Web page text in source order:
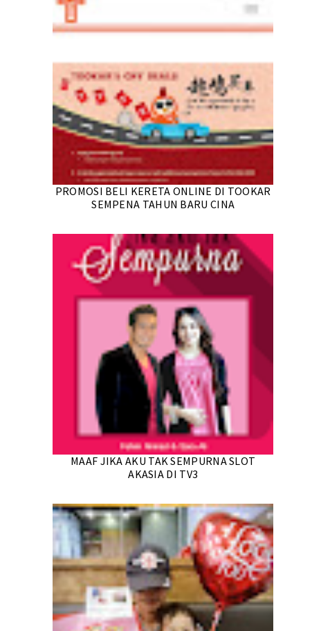
PROMOSI BELI KERETA ONLINE DI TOOKAR
SEMPENA TAHUN BARU CINA
MAAF JIKA AKU TAK SEMPURNA SLOT
AKASIA DI TV3